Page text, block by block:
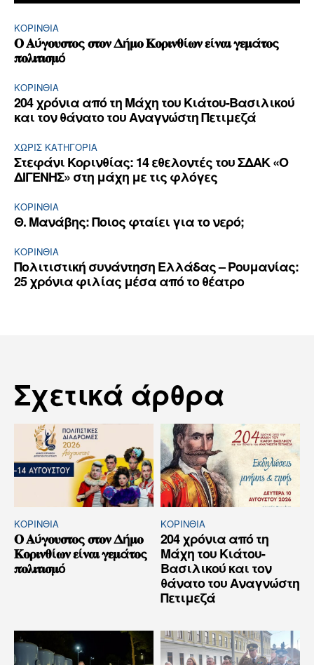
ΚΟΡΙΝΘΊΑ
𝚶 𝚨ύ𝛄𝛐𝛖𝛔𝛕𝛐ς 𝛔𝛕𝛐𝛎 𝚫ή𝛍𝛐 𝚱𝛐𝛒𝛊𝛎𝛉ί𝛚𝛎 𝛆ί𝛎𝛂𝛊 𝛄𝛆𝛍ά𝛕𝛐ς
𝛑𝛐𝛌𝛊𝛕𝛊𝛔𝛍ό
ΚΟΡΙΝΘΊΑ
204 χρόνια από τη Μάχη του Κιάτου-Βασιλικού
και τον θάνατο του Αναγνώστη Πετιμεζά
ΧΩΡΊΣ ΚΑΤΗΓΟΡΊΑ
Στεφάνι Κορινθίας: 14 εθελοντές του ΣΔΑΚ «Ο
ΔΙΓΕΝΗΣ» στη μάχη με τις φλόγες
ΚΟΡΙΝΘΊΑ
Θ. Μανάβης: Ποιος φταίει για το νερό;
ΚΟΡΙΝΘΊΑ
Πολιτιστική συνάντηση Ελλάδας – Ρουμανίας:
25 χρόνια φιλίας μέσα από το θέατρο
Σχετικά άρθρα
ΚΟΡΙΝΘΊΑ
𝚶 𝚨ύ𝛄𝛐𝛖𝛔𝛕𝛐ς 𝛔𝛕𝛐𝛎 𝚫ή𝛍𝛐
𝚱𝛐𝛒𝛊𝛎𝛉ί𝛚𝛎 𝛆ί𝛎𝛂𝛊 𝛄𝛆𝛍ά𝛕𝛐ς
𝛑𝛐𝛌𝛊𝛕𝛊𝛔𝛍ό
ΚΟΡΙΝΘΊΑ
204 χρόνια από τη
Μάχη του Κιάτου-
Βασιλικού και τον
θάνατο του Αναγνώστη
Πετιμεζά